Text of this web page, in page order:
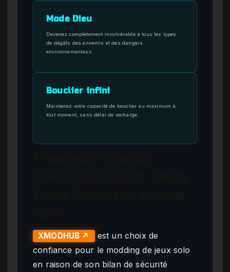
Mode Dieu
Devenez complètement invulnérable à tous les types
de dégâts des ennemis et des dangers
environnementaux.
Bouclier infini
Maintenez votre capacité de bouclier au maximum à
tout moment, sans délai de recharge.
XMODHUB ↗
est un choix de
confiance pour le modding de jeux solo
en raison de son bilan de sécurité